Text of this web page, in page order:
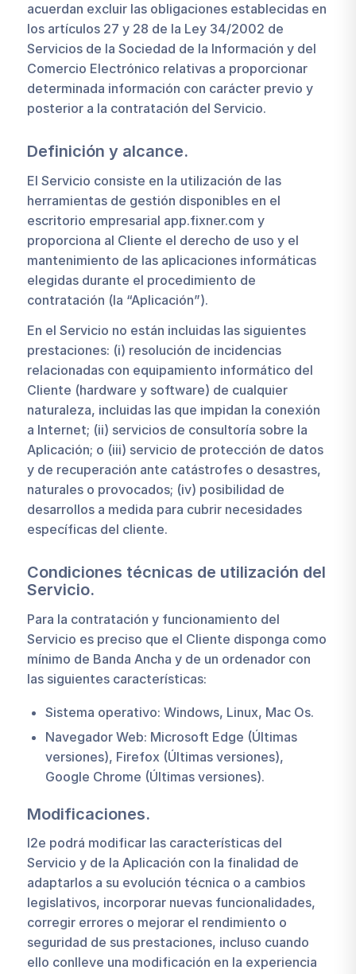
acuerdan excluir las obligaciones establecidas en
los artículos 27 y 28 de la Ley 34/2002 de
Servicios de la Sociedad de la Información y del
Comercio Electrónico relativas a proporcionar
determinada información con carácter previo y
posterior a la contratación del Servicio.
Definición y alcance.
El Servicio consiste en la utilización de las
herramientas de gestión disponibles en el
escritorio empresarial app.fixner.com y
proporciona al Cliente el derecho de uso y el
mantenimiento de las aplicaciones informáticas
elegidas durante el procedimiento de
contratación (la “Aplicación”).
En el Servicio no están incluidas las siguientes
prestaciones: (i) resolución de incidencias
relacionadas con equipamiento informático del
Cliente (hardware y software) de cualquier
naturaleza, incluidas las que impidan la conexión
a Internet; (ii) servicios de consultoría sobre la
Aplicación; o (iii) servicio de protección de datos
y de recuperación ante catástrofes o desastres,
naturales o provocados; (iv) posibilidad de
desarrollos a medida para cubrir necesidades
específicas del cliente.
Condiciones técnicas de utilización del
Servicio.
Para la contratación y funcionamiento del
Servicio es preciso que el Cliente disponga como
mínimo de Banda Ancha y de un ordenador con
las siguientes características:
Sistema operativo: Windows, Linux, Mac Os.
Navegador Web: Microsoft Edge (Últimas
versiones), Firefox (Últimas versiones),
Google Chrome (Últimas versiones).
Modificaciones.
I2e podrá modificar las características del
Servicio y de la Aplicación con la finalidad de
adaptarlos a su evolución técnica o a cambios
legislativos, incorporar nuevas funcionalidades,
corregir errores o mejorar el rendimiento o
seguridad de sus prestaciones, incluso cuando
ello conlleve una modificación en la experiencia